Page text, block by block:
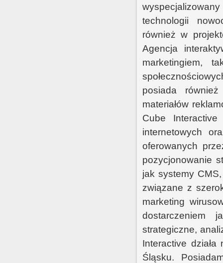
technologii
również w
Agencja
marketingiem,
posiada
materiałów
Cube
internetowych
oferowanych
pozycjonowanie
jak systemy
związane z
marketing
dostarczeniem
strategiczne,
Interactive
Śląsku.